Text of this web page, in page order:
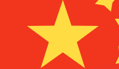
Gérez votre argent
êtes en déplacement
L'application Xe réunit
nécessaires pour vos
et la gestion de vos